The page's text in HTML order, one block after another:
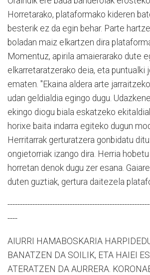
Horretarako, plataformako kideren
besterik ez da egin behar. Parte
boladan maiz elkartzen dira
Momentuz, apirila amaierarako dute
elkarretaratzerako deia, eta puntualki
ematen. "Ekaina aldera arte
udan geldialdia egingo dugu.
ekingo diogu biala eskatzeko
horixe baita indarra egiteko dugun
Herritarrak gerturatzera gonbidatu
ongietorriak izango dira. Herria
horretan denok dugu zer esana.
duten guztiak, gertura daitezela
----
AIURRI HAMABOSKARIA
BANATZEN DA SOILIK, ETA HAIEI
ATERATZEN DA AURRERA.